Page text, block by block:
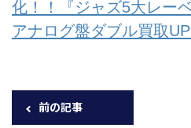
化！！『ジャズ5大レー
アナログ盤ダブル買取
前の記事